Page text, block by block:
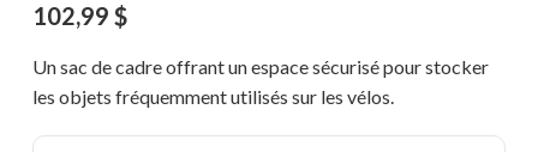
102,99 $
Un sac de cadre offrant un espace sécurisé pour stocker
les objets fréquemment utilisés sur les vélos.